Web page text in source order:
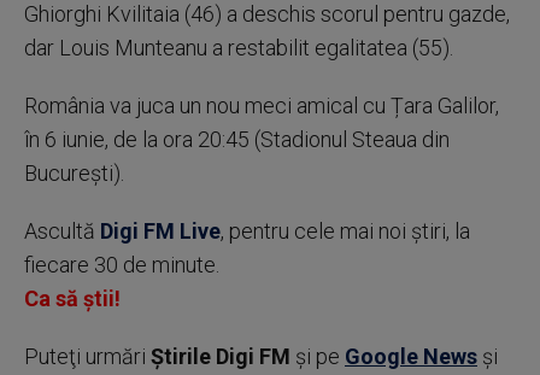
Ghiorghi Kvilitaia (46) a deschis scorul pentru gazde,
dar Louis Munteanu a restabilit egalitatea (55).
România va juca un nou meci amical cu Țara Galilor,
în 6 iunie, de la ora 20:45 (Stadionul Steaua din
București).
Ascultă Digi FM Live, pentru cele mai noi știri, la
fiecare 30 de minute.
Ca să știi!
Puteţi urmări Știrile Digi FM şi pe Google News şi